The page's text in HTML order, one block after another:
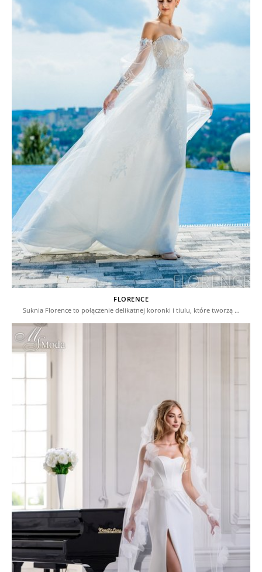
FLORENCE
Suknia Florence to połączenie delikatnej koronki i tiulu, które tworzą …